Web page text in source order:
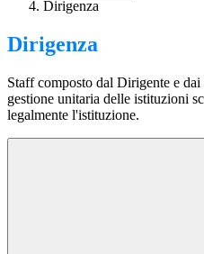
Dirigenza
Dirigenza
Staff composto dal Dirigente e
gestione unitaria delle istituzioni
legalmente l'istituzione.